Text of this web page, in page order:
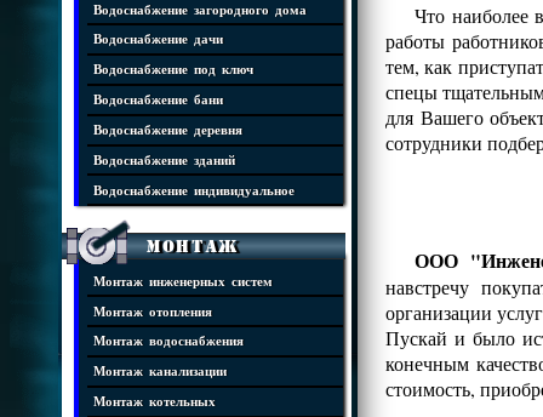
Водоснабжение загородного дома
Водоснабжение дачи
Водоснабжение под ключ
Водоснабжение бани
Водоснабжение деревня
Водоснабжение зданий
Водоснабжение индивидуальное
Монтаж
Монтаж инженерных систем
Монтаж отопления
Монтаж водоснабжения
Монтаж канализации
Монтаж котельных
Что наиболее
работы
тем, как
спецы
для Вашего
сотрудники
ООО
навстречу
организации
Пускай и было
конечным
стоимость,